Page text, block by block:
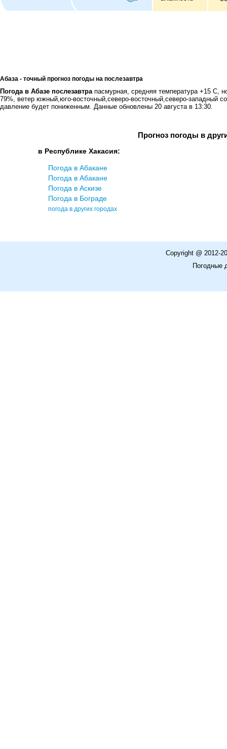
Абаза - точный прогноз погоды на послезавтра
Погода в Абазе послезавтрапасмурная, средняя температура +15 С,
79%, ветер южный,юго-восточный,северо-восточный,северо-западный
давление будет пониженным. Данные обновлены 20 августа в 13:30.
Прогноз погоды в
в Республике Хакасия:
Погода в Абакане
Погода в Абакане
Погода в Аскизе
Погода в Бограде
погода в других городах
Copyright @ 2012-
Погодные